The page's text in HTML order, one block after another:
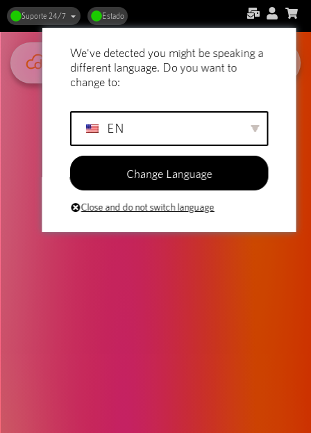
Suporte 24/7 Estado
We've detected you might be speaking a
different language. Do you want to
change to:
EN
Change Language
Close and do not switch language